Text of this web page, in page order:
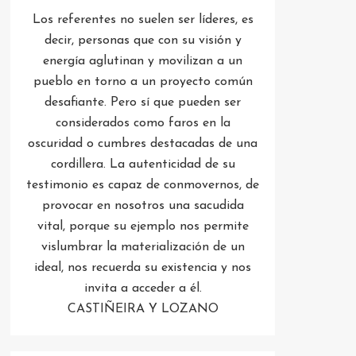
Los referentes no suelen ser líderes, es
decir, personas que con su visión y
energía aglutinan y movilizan a un
pueblo en torno a un proyecto común
desafiante. Pero sí que pueden ser
considerados como faros en la
oscuridad o cumbres destacadas de una
cordillera. La autenticidad de su
testimonio es capaz de conmovernos, de
provocar en nosotros una sacudida
vital, porque su ejemplo nos permite
vislumbrar la materialización de un
ideal, nos recuerda su existencia y nos
invita a acceder a él.
CASTIÑEIRA Y LOZANO